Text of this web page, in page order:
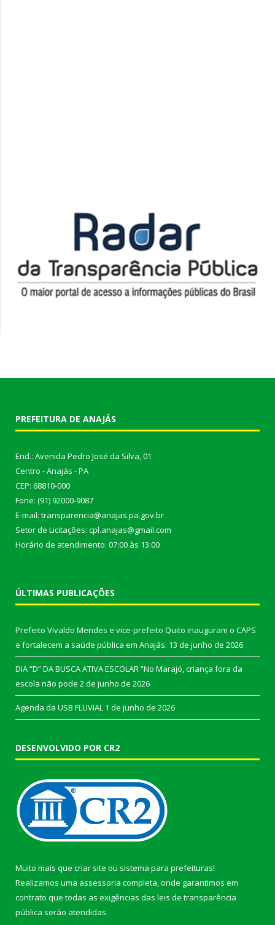
PREFEITURA DE ANAJÁS
End.: Avenida Pedro José da Silva, 01
Centro - Anajás - PA
CEP: 68810-000
Fone: (91) 92000-9087
E-mail: transparencia@anajas.pa.gov.br
Setor de Licitações: cpl.anajas@gmail.com
Horário de atendimento: 07:00 às 13:00
ÚLTIMAS PUBLICAÇÕES
Prefeito Vivaldo Mendes e vice-prefeito Quito inauguram o CAPS
e fortalecem a saúde pública em Anajás. 13 de junho de 2026
DIA “D” DA BUSCA ATIVA ESCOLAR “No Marajó, criança fora da
escola não pode 2 de junho de 2026
Agenda da USB FLUVIAL 1 de junho de 2026
DESENVOLVIDO POR CR2
Muito mais que criar site ou sistema para prefeituras!
Realizamos uma assessoria completa, onde garantimos em
contrato que todas as exigências das leis de transparência
pública serão atendidas.